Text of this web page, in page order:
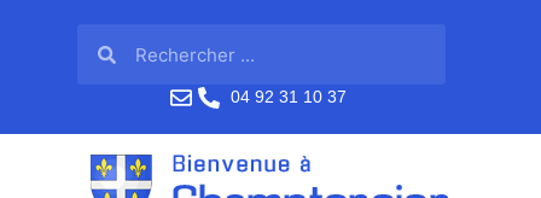
04 92 31 10 37